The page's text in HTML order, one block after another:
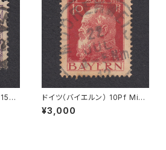
ドイツ（バイエルン） 10Pf Mi#7
8 使用済み切手｜MOORENW
EIS 22.JUL.1912
¥3,000